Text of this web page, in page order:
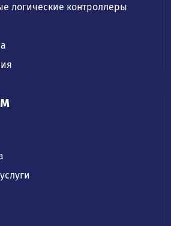
логические контроллеры